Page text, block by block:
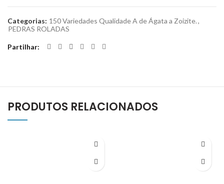
Categorias: 150 Variedades Qualidade A de Ágata a Zoizite.,
PEDRAS ROLADAS
Partilhar
PRODUTOS RELACIONADOS